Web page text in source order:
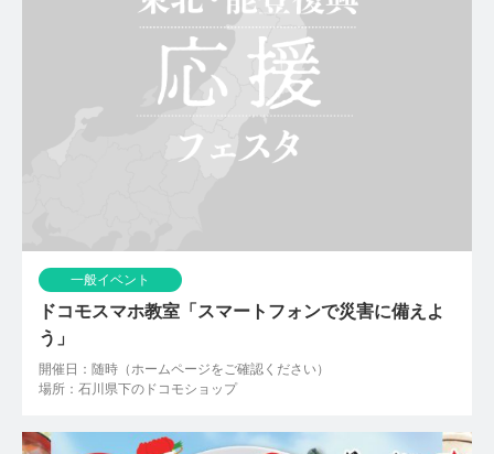
一般イベント
ドコモスマホ教室「スマートフォンで災害に備えよ
う」
開催日：随時（ホームページをご確認ください）
場所：石川県下のドコモショップ